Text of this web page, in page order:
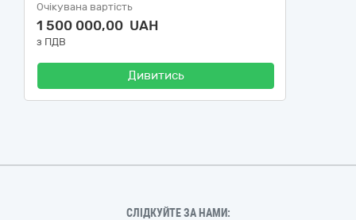
Очікувана вартість
1 500 000,00 UAH
з ПДВ
Дивитись
СЛІДКУЙТЕ ЗА НАМИ: